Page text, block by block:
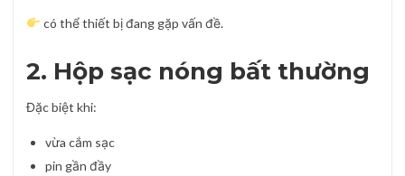
có thể thiết bị đang gặp vấn đề.
2. Hộp sạc nóng bất thường
Đặc biệt khi:
vừa cắm sạc
pin gần đầy